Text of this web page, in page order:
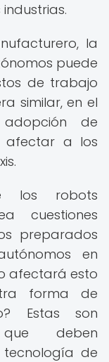
la
puede
de trabajo
similar, en el
de
afectar a los
los robots
cuestiones
preparados
en
afectará esto
forma de
Estas son
deben
de